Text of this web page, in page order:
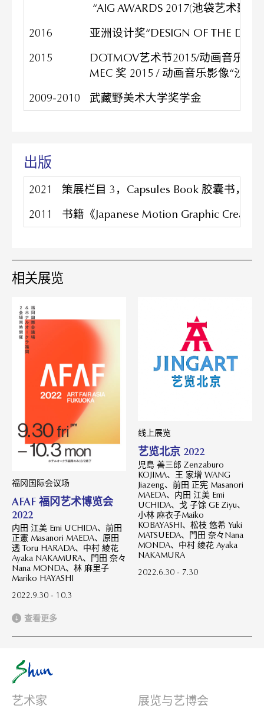
“AIG AWARDS 2017(池袋艺术聚
2016
亚洲设计奖“DESIGN OF THE
2015
DOTMOV艺术节2015/动画音乐影
MEC 奖 2015 / 动画音乐影像“沙漠
2009-2010
武藏野美术大学奖学金
出版
2021
策展栏目 3，Capsules Book 胶囊书，澳
2011
书籍《Japanese Motion Graphic
相关展览
福冈国际会议场
AFAF 福冈艺术博览会
2022
内田 江美 Emi UCHIDA、前田
正憲 Masanori MAEDA、原田
透 Toru HARADA、中村 綾花
Ayaka NAKAMURA、門田 奈々
Nana MONDA、林 麻里子
Mariko HAYASHI
2022.9.30 - 10.3
线上展览
艺览北京 2022
児島 善三郎 Zenzaburo
KOJIMA、王 家增 WANG
Jiazeng、前田 正宪 Masanori
MAEDA、内田 江美 Emi
UCHIDA、戈 子馀 GE Ziyu、
小林 麻衣子Maiko
KOBAYASHI、松枝 悠希 Yuki
MATSUEDA、門田 奈々Nana
MONDA、中村 绫花 Ayaka
NAKAMURA
2022.6.30 - 7.30
查看更多
艺术家 展览与艺博会